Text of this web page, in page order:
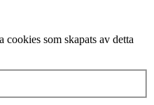
som skapats av detta